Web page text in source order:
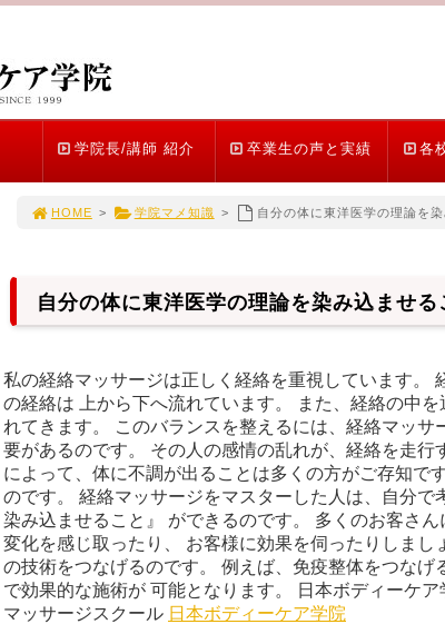
学院長/講師 紹介 卒業生の声と実績 各
HOME > 学院マメ知識 > 自分の体に東洋医学の理論を
自分の体に東洋医学の理論を染み込ませる
私の経絡マッサージは正しく経絡を重視しています。
の経絡は 上から下へ流れています。 また、経絡の中
れてきます。 このバランスを整えるには、経絡マッ
要があるのです。 その人の感情の乱れが、経絡を走
によって、体に不調が出ることは多くの方がご存知で
のです。 経絡マッサージをマスターした人は、自分
染み込ませること』 ができるのです。 多くのお客さ
変化を感じ取ったり、 お客様に効果を伺ったりしま
の技術をつなげるのです。 例えば、免疫整体をつな
で効果的な施術が 可能となります。 日本ボディーケア
マッサージスクール 日本ボディーケア学院